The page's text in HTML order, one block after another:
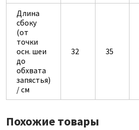
Длина
сбоку
(от
точки
осн. шеи
до
обхвата
запястья)
/ см
32 35
Похожие товары